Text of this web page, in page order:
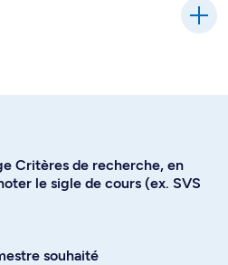
Critères de recherche, en
le sigle de cours (ex. SVS
souhaité